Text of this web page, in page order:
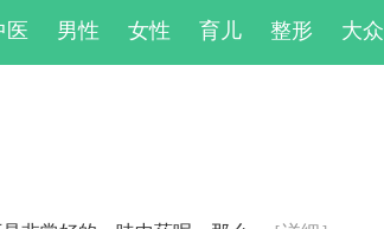
医 男性 女性 育儿 整形 大众